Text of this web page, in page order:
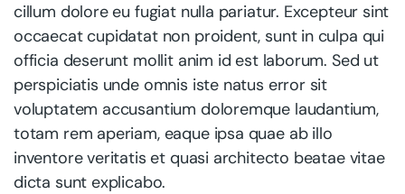
cillum dolore eu fugiat nulla pariatur. Excepteur sint
occaecat cupidatat non proident, sunt in culpa qui
officia deserunt mollit anim id est laborum. Sed ut
perspiciatis unde omnis iste natus error sit
voluptatem accusantium doloremque laudantium,
totam rem aperiam, eaque ipsa quae ab illo
inventore veritatis et quasi architecto beatae vitae
dicta sunt explicabo.